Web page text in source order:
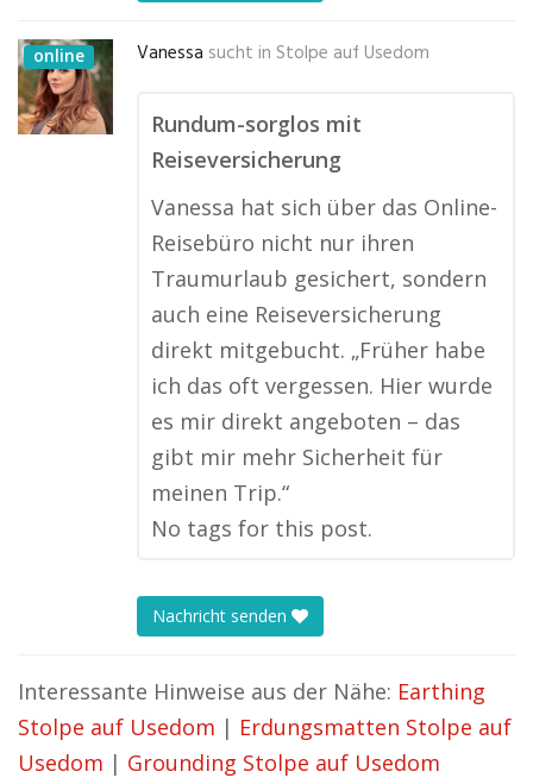
online Vanessa sucht in Stolpe auf Usedom
Rundum-sorglos mit
Reiseversicherung
Vanessa hat sich über das Online-
Reisebüro nicht nur ihren
Traumurlaub gesichert, sondern
auch eine Reiseversicherung
direkt mitgebucht. „Früher habe
ich das oft vergessen. Hier wurde
es mir direkt angeboten – das
gibt mir mehr Sicherheit für
meinen Trip.“
No tags for this post.
Nachricht senden
Interessante Hinweise aus der Nähe: Earthing
Stolpe auf Usedom | Erdungsmatten Stolpe auf
Usedom | Grounding Stolpe auf Usedom